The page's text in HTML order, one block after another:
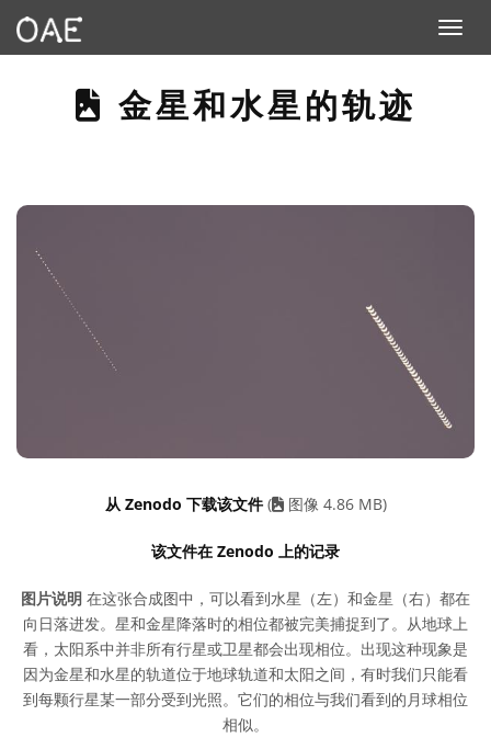
Toggle
THIS PAGE
金星和水星的轨迹
从 Zenodo 下载该文件 ( 图像 4.86 MB)
该文件在 Zenodo 上的记录
图片说明 在这张合成图中，可以看到水星（左）和金星（右）都在
向日落进发。星和金星降落时的相位都被完美捕捉到了。从地球上
看，太阳系中并非所有行星或卫星都会出现相位。出现这种现象是
因为金星和水星的轨道位于地球轨道和太阳之间，有时我们只能看
到每颗行星某一部分受到光照。它们的相位与我们看到的月球相位
相似。